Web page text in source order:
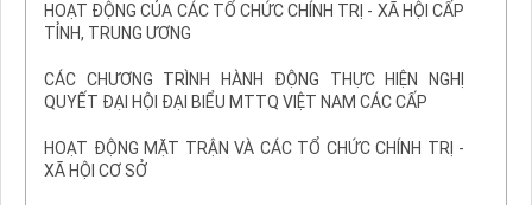
HOẠT ĐỘNG CỦA CÁC TỔ CHỨC CHÍNH TRỊ - XÃ HỘI CẤP
TỈNH, TRUNG ƯƠNG
CÁC CHƯƠNG TRÌNH HÀNH ĐỘNG THỰC HIỆN NGHỊ
QUYẾT ĐẠI HỘI ĐẠI BIỂU MTTQ VIỆT NAM CÁC CẤP
HOẠT ĐỘNG MẶT TRẬN VÀ CÁC TỔ CHỨC CHÍNH TRỊ -
XÃ HỘI CƠ SỞ